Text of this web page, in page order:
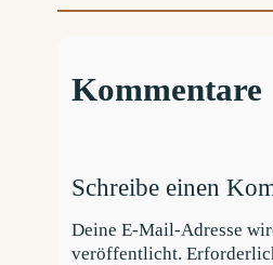
Kommentare
Schreibe einen
Deine E-Mail-Adresse
veröffentlicht.